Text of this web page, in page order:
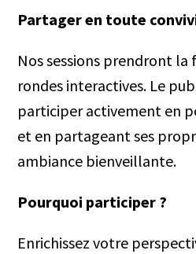
Partager en toute
Nos sessions prendront
rondes interactives. Le
participer activement en
et en partageant ses
ambiance bienveillante.
Pourquoi participer ?
Enrichissez votre